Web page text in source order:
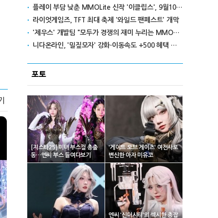
플레이 부담 낮춘 MMOLite 신작 '이클립스', 9월10일 출격
라이엇게임즈, TFT 최대 축제 '와일드 팬페스트' 개막
'제우스' 개발팀 "모두가 경쟁의 재미 누리는 MMORPG로 만들 것"
니다온라인, '밀짚모자' 강화·이동속도 +500 혜택 이벤트 진행
포토
[지스타25] 미녀 부스걸 총출
동…엔씨 부스 들여다보기
'게이트 오브 게이츠' 여전사로
변신한 아자 미유코
엔씨 '신더시티'의 섹시한 총잡